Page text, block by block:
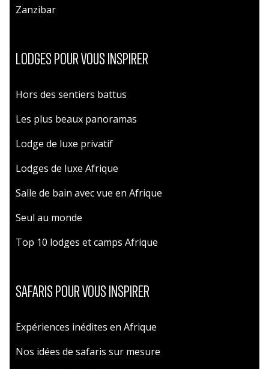
Zanzibar
LODGES POUR VOUS INSPIRER
Hors des sentiers battus
Les plus beaux panoramas
Lodge de luxe privatif
Lodges de luxe Afrique
Salle de bain avec vue en Afrique
Seul au monde
Top 10 lodges et camps Afrique
SAFARIS POUR VOUS INSPIRER
Expériences inédites en Afrique
Nos idées de safaris sur mesure